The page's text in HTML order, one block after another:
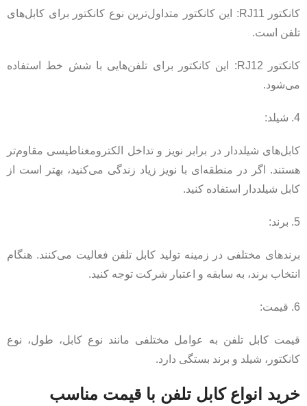
کانکتور RJ11: این کانکتور متداول‌ترین نوع کانکتور برای کابل‌های
تلفن است.
کانکتور RJ12: این کانکتور برای تلفن‌هایی با شش خط استفاده
می‌شود.
4. شیلد:
کابل‌های شیلددار در برابر نویز و تداخل الکترومغناطیسی مقاوم‌تر
هستند. اگر در منطقه‌ای با نویز زیاد زندگی می‌کنید، بهتر است از
کابل شیلددار استفاده کنید.
5. برند:
برندهای مختلفی در زمینه تولید کابل تلفن فعالیت می‌کنند. هنگام
انتخاب برند، به سابقه و اعتبار شرکت توجه کنید.
6. قیمت:
قیمت کابل تلفن به عوامل مختلفی مانند نوع کابل، طول، نوع
کانکتور، شیلد و برند بستگی دارد.
خرید انواع کابل تلفن با قیمت مناسب